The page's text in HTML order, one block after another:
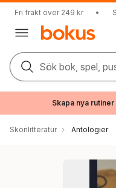
Fri frakt över 249 kr •
Sök bok, spel,
Skapa nya
Skönlitteratur Antologier